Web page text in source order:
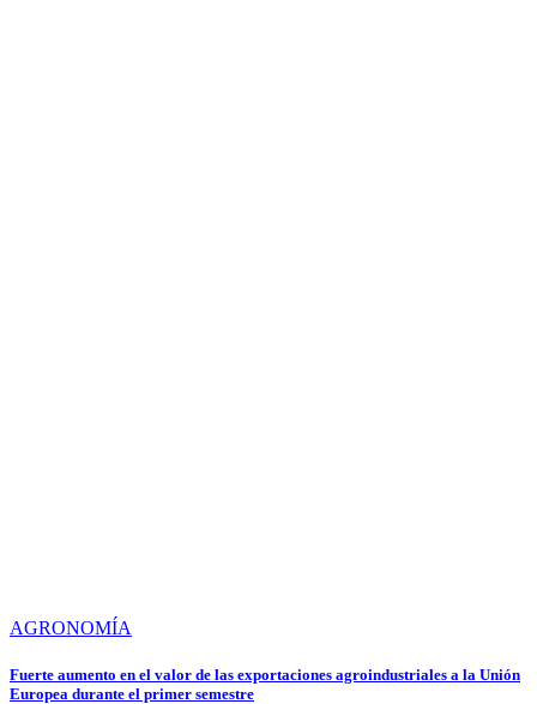
AGRONOMÍA
Fuerte aumento en el valor de las exportaciones agroindustriales a la Unión
Europea durante el primer semestre